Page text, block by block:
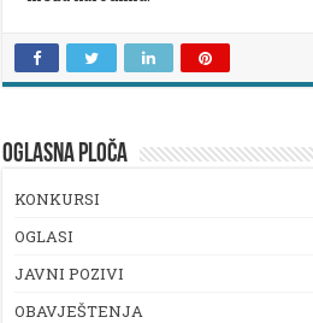
OGLASNA PLOČA
KONKURSI
OGLASI
JAVNI POZIVI
OBAVJEŠTENJA